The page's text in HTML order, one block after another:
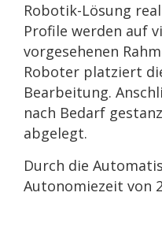
Robotik-Lösung
Profile werden auf
vorgesehenen
Roboter platziert
Bearbeitung.
nach Bedarf
abgelegt.
Durch die
Autonomiezeit von